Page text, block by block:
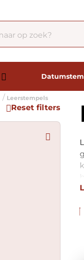
Leerstempels
Reset filters